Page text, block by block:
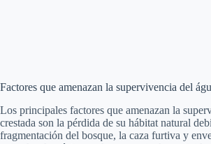
Factores que amenazan la supervivencia del
Los principales factores que amenazan la
crestada son la pérdida de su hábitat natural
fragmentación del bosque, la caza furtiva y